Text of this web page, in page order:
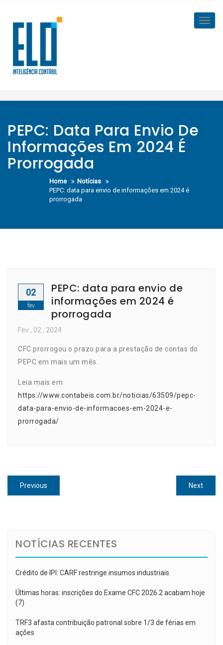
content
PEPC: Data Para Envio De
Informações Em 2024 É
Prorrogada
Home
Notícias
PEPC: data para envio de informações em 2024 é
prorrogada
02
fev
PEPC: data para envio de
informações em 2024 é
prorrogada
Fev , 02 , 2024
CFC prorrogou o prazo para a prestação de contas do
PEPC em mais um mês.
Leia mais em
https://www.contabeis.com.br/noticias/63509/pepc-
data-para-envio-de-informacoes-em-2024-e-
prorrogada/
Navegação
de
Previous
post:
NextNext
post:
NOTÍCIAS RECENTES
Crédito de IPI: CARF restringe insumos industriais
Últimas horas: inscrições do Exame CFC 2026.2 acabam hoje
(7)
TRF3 afasta contribuição patronal sobre 1/3 de férias em
ações